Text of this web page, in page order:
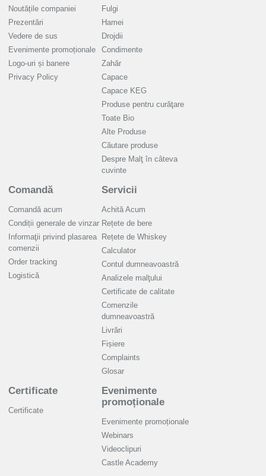
Noutățile companiei
Prezentări
Vedere de sus
Evenimente promoționale
Logo-uri și banere
Privacy Policy
Fulgi
Hamei
Drojdii
Condimente
Zahăr
Capace
Capace KEG
Produse pentru curăţare
Toate Bio
Alte Produse
Căutare produse
Despre Malţ în câteva
cuvinte
Comandă
Comandă acum
Condiții generale de vinzar
Informaţii privind plasarea
comenzii
Order tracking
Logistică
Servicii
Achită Acum
Rețete de bere
Rețete de Whiskey
Calculator
Contul dumneavoastră
Analizele malţului
Certificate de calitate
Comenzile
dumneavoastră
Livrări
Fișiere
Complaints
Glosar
Certificate
Certificate
Evenimente
promoționale
Evenimente promoționale
Webinars
Videoclipuri
Castle Academy